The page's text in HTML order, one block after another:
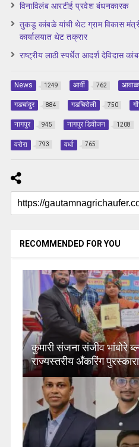
विनाविलंब आरटीई प्रवेश बंधनकारक
तुकडू कांबळे यांची थेट ग्राम विकास
कार्यालयात थेट तक्रार
राष्ट्रीय लाठी स्पर्धेत आदर्श देविदास
News 1249 आर्वी 762
गडचांदुर 884 गडचिरोली 750
नागपुर 945 नागपुर डिवीजन 1208
वरोरा 793 वर्धा 765
RECOMMENDED FOR YOU
कुमारी संजना संजीव भांबोरे
राज्यस्तरीय अँकरिंग